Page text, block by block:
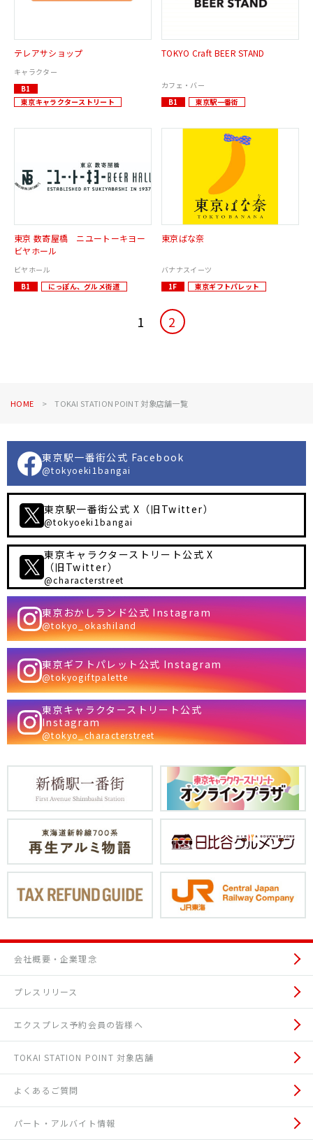
テレアサショップ
キャラクター
B1
東京キャラクターストリート
TOKYO Craft BEER STAND
カフェ・バー
B1
東京駅一番街
東京 数寄屋橋 ニユートーキヨー
ビヤホール
ビヤホール
B1
にっぽん、グルメ街道
東京ばな奈
バナナスイーツ
1F
東京ギフトパレット
1 2
HOME TOKAI STATION POINT 対象店舗一覧
東京駅一番街公式 Facebook
@tokyoeki1bangai
東京駅一番街公式 X（旧Twitter）
@tokyoeki1bangai
東京キャラクターストリート公式 X
（旧Twitter）
@characterstreet
東京おかしランド公式 Instagram
@tokyo_okashiland
東京ギフトパレット公式 Instagram
@tokyogiftpalette
東京キャラクターストリート公式
Instagram
@tokyo_characterstreet
会社概要・企業理念
プレスリリース
エクスプレス予約会員の皆様へ
TOKAI STATION POINT 対象店舗
よくあるご質問
パート・アルバイト情報